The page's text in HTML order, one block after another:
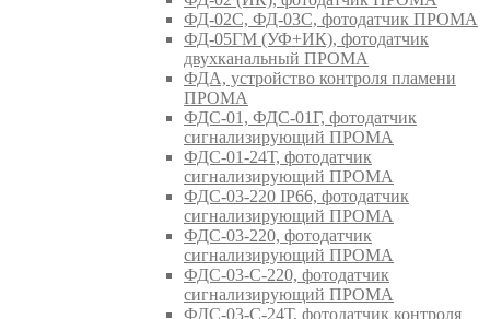
ФД-02С, ФД-03С, фотодатчик ПРОМА
ФД-05ГМ (УФ+ИК), фотодатчик
двухканальный ПРОМА
ФДА, устройство контроля пламени
ПРОМА
ФДС-01, ФДС-01Г, фотодатчик
сигнализирующий ПРОМА
ФДС-01-24Т, фотодатчик
сигнализирующий ПРОМА
ФДС-03-220 IP66, фотодатчик
сигнализирующий ПРОМА
ФДС-03-220, фотодатчик
сигнализирующий ПРОМА
ФДС-03-С-220, фотодатчик
сигнализирующий ПРОМА
ФДС-03-С-24Т, фотодатчик контроля